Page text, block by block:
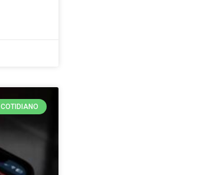
COTIDIANO